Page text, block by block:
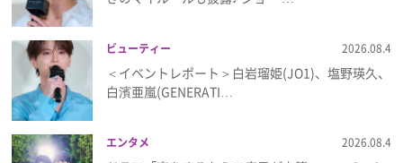
フィルム
Emoメン
ランキング
ビューティー 2026.08.4
＜イベントレポート＞白岩瑠姫(JO1)、塩野瑛久、
白濱亜嵐(GENERATI…
エンタメ 2026.08.4